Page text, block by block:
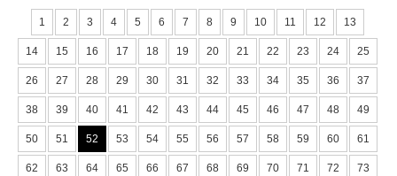
1 2 3 4 5 6 7 8 9 10 11 12 13
14 15 16 17 18 19 20 21 22 23 24 25
26 27 28 29 30 31 32 33 34 35 36 37
38 39 40 41 42 43 44 45 46 47 48 49
50 51 52 53 54 55 56 57 58 59 60 61
62 63 64 65 66 67 68 69 70 71 72 73